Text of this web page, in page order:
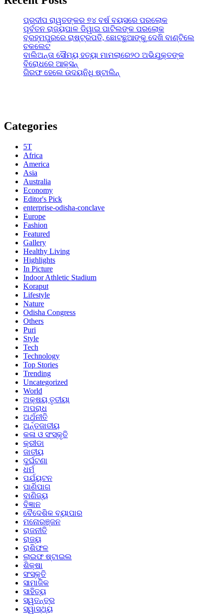
ପ୍ରଦୀପ ରାୱତଙ୍କର ୭୪ ବର୍ଷ ବୟସରେ ପରଲୋକ
ପୂର୍ବତନ ରାଜ୍ୟପାଳ ଡିୱାଇ ପାଟିଲଙ୍କ ପରଲୋକ
ବ୍ରହ୍ମପୁରରେ ରାଷ୍ଟ୍ରପତି, ଛୋଟଛୁଆଙ୍କୁ ଦେଖି ବାଣ୍ଟିଲେ
ଚକଲେଟ
ବାଲିଅନ୍ତା ସୌମ୍ୟ ହତ୍ୟା ମାମଲାରେ୨୦ ଅଭିଯୁକ୍ତଙ୍କ
ବିରୋଧରେ ଆକ୍ସନ୍
ଗିରଫ ହେଲେ ଉଦୟନିଧି ଷ୍ଟାଲିନ୍
Categories
5T
Africa
America
Asia
Australia
Economy
Editor's Pick
enterprise-odisha-conclave
Europe
Fashion
Featured
Gallery
Healthy Living
Highlights
In Picture
Indoor Athletic Stadium
Koraput
Lifestyle
Nature
Odisha Congress
Others
Puri
Style
Tech
Technology
Top Stories
Trending
Uncategorized
World
ଅକ୍ଷୟ ତୃତୀୟା
ଅପରାଧ
ଅର୍ଥନୀତି
ଅର୍ନ୍ତଜାତୀୟ
କଳା ଓ ସଂସ୍କୃତି
କ୍ରୀଡା
ଜାତୀୟ
ଦୁର୍ଘଟଣା
ଧର୍ମ
ପର୍ଯ୍ୟଟନ
ପାଣିପାଗ
ବାଣିଜ୍ୟ
ବିଜ୍ଞାନ
ବୈଦେଶିକ ବ୍ୟାପାର
ମନୋରଞ୍ଜନ
ରାଜନୀତି
ରାଜ୍ୟ
ରାଶିଫଳ
ଲାଇଫ ଷ୍ଟାଇଲ
ଶିକ୍ଷା
ସଂସ୍କୃତି
ସାମାଜିକ
ସାହିତ୍ୟ
ସ୍ୱତନ୍ତ୍ର
ସ୍ୱାସ୍ଥ୍ୟ